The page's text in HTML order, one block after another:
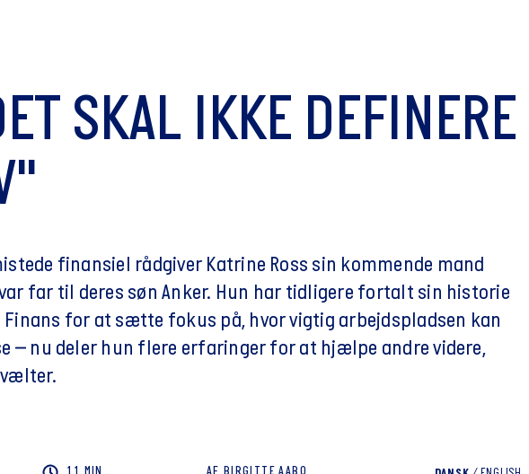
SKAL IKKE DEFINERE
finansiel rådgiver Katrine Ross sin kommende mand
far til deres søn Anker. Hun har tidligere fortalt sin historie
Finans for at sætte fokus på, hvor vigtig arbejdspladsen kan
– nu deler hun flere erfaringer for at hjælpe andre videre,